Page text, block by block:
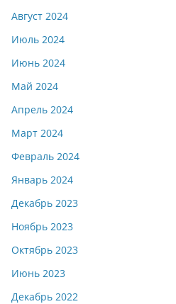
Август 2024
Июль 2024
Июнь 2024
Май 2024
Апрель 2024
Март 2024
Февраль 2024
Январь 2024
Декабрь 2023
Ноябрь 2023
Октябрь 2023
Июнь 2023
Декабрь 2022